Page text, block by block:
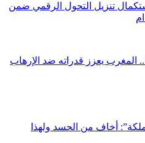
تنزيل التحول الرقمي ضمن
المغرب يعزز قدراته ضد الإرهاب
أخاف من الحسد ولهذا